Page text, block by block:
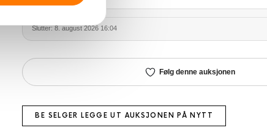
Slutter: 8. august 2026 16:04
Følg denne auksjonen
BE SELGER LEGGE UT AUKSJONEN PÅ NYTT